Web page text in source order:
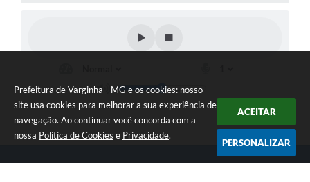
Prefeitura de Varginha - MG e os cookies: nosso
site usa cookies para melhorar a sua experiência de
navegação. Ao continuar você concorda com a
nossa Política de Cookies e Privacidade.
ACEITAR
PERSONALIZAR